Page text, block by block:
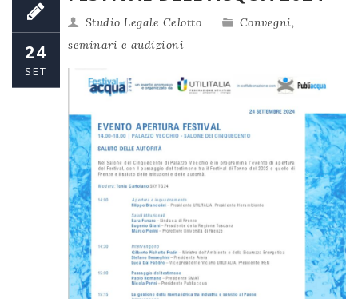
24
SET
Studio Legale Celotto
Convegni,
seminari e audizioni